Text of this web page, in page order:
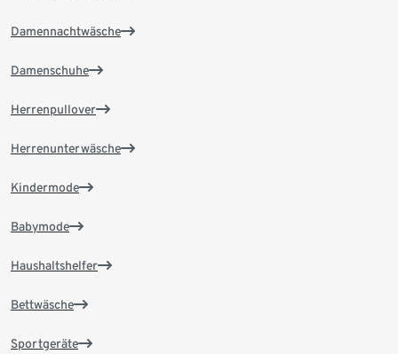
Damennachtwäsche
Damenschuhe
Herrenpullover
Herrenunterwäsche
Kindermode
Babymode
Haushaltshelfer
Bettwäsche
Sportgeräte